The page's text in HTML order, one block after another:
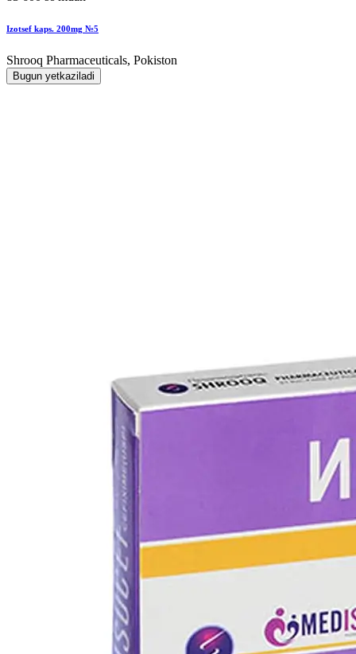
Izotsef kaps. 200mg №5
Shrooq Pharmaceuticals, Pokiston
Bugun yetkaziladi